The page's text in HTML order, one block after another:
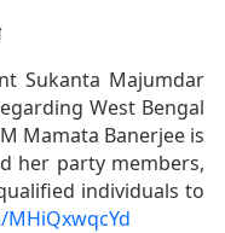
Sukanta Majumdar
West Bengal
Mamata Banerjee is
her party members,
individuals to